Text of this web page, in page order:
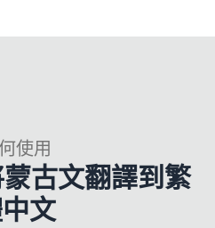
使用
古文翻譯到繁
文